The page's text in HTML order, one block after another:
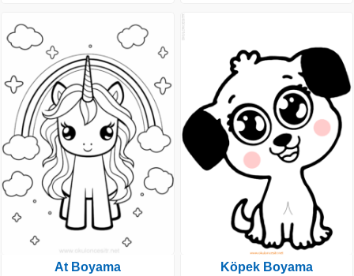
At Boyama Köpek Boyama